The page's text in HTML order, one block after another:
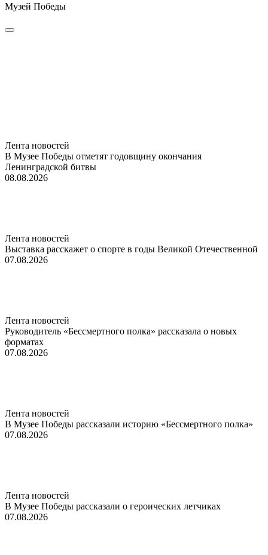
Музей Победы
Лента новостей
В Музее Победы отметят годовщину окончания
Ленинградской битвы
08.08.2026
Лента новостей
Выставка расскажет о спорте в годы Великой Отечественной
07.08.2026
Лента новостей
Руководитель «Бессмертного полка» рассказала о новых
форматах
07.08.2026
Лента новостей
В Музее Победы рассказали историю «Бессмертного полка»
07.08.2026
Лента новостей
В Музее Победы рассказали о героических летчиках
07.08.2026